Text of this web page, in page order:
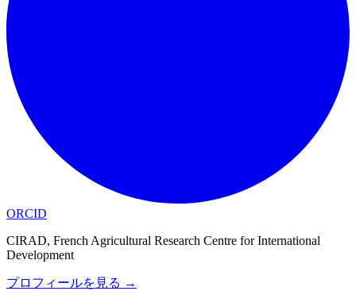
ORCID
CIRAD, French Agricultural Research Centre for International
Development
プロフィールを見る →